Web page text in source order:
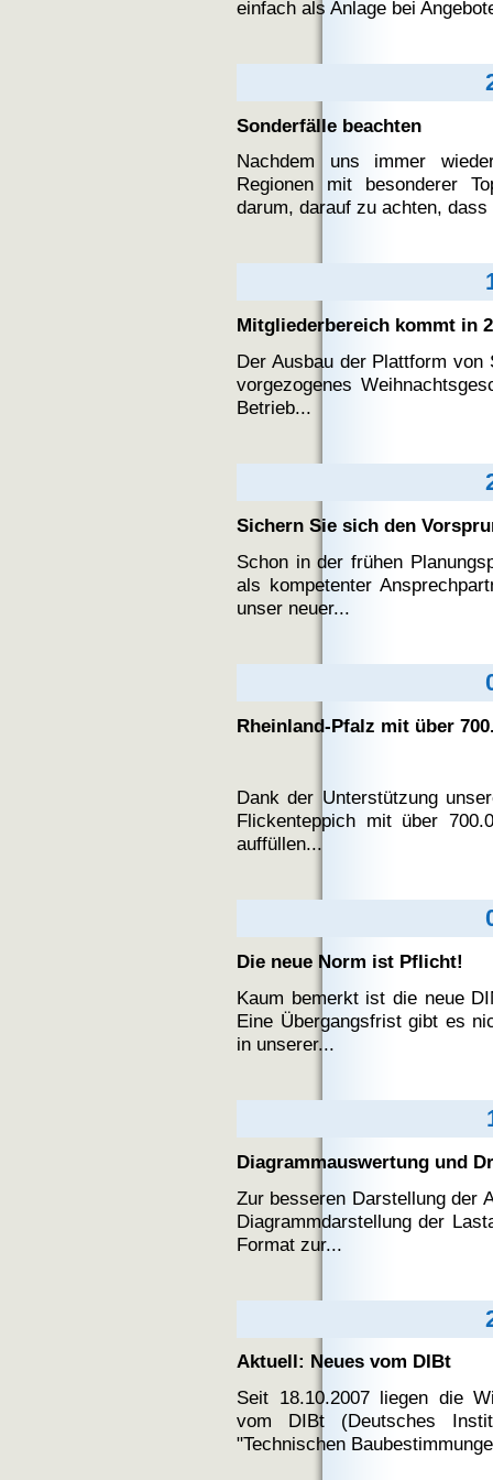
einfach als Anlage bei
Sonderfälle beachten
Nachdem uns immer
Regionen mit besonderer
darum, darauf zu achten,
Mitgliederbereich kommt in
Der Ausbau der Plattform
vorgezogenes
Betrieb...
Sichern Sie sich den
Schon in der frühen
als kompetenter
unser neuer...
Rheinland-Pfalz mit über
Dank der Unterstützung
Flickenteppich mit über
auffüllen...
Die neue Norm ist Pflicht!
Kaum bemerkt ist die neue
Eine Übergangsfrist gibt es
in unserer...
Diagrammauswertung und
Zur besseren Darstellung der
Diagrammdarstellung der
Format zur...
Aktuell: Neues vom DIBt
Seit 18.10.2007 liegen die
vom DIBt (Deutsches
"Technischen